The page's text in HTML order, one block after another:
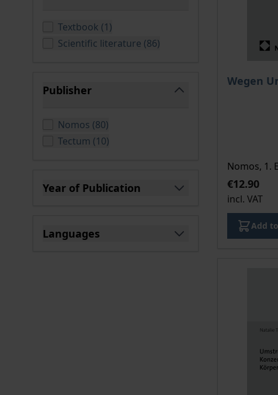
Textbook (1products available
)
Scientific literature (86products available
)
Publisher
Nomos (80products available
)
Tectum (10products available
)
Year of Publication
Languages
Wegen
The price
Nomos, 1.
€12.90
incl. VAT
Add